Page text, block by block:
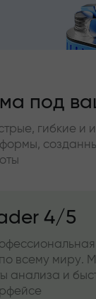
под
гибкие и
4/5
всему миру.
анализа и